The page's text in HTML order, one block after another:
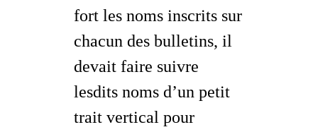
fort les noms inscrits sur
chacun des bulletins, il
devait faire suivre
lesdits noms d’un petit
trait vertical pour